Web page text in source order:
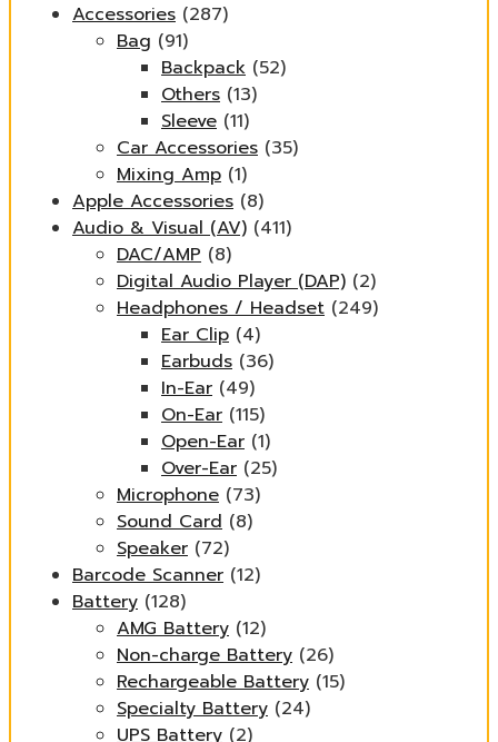
Accessories (287)
Bag (91)
Backpack (52)
Others (13)
Sleeve (11)
Car Accessories (35)
Mixing Amp (1)
Apple Accessories (8)
Audio & Visual (AV) (411)
DAC/AMP (8)
Digital Audio Player (DAP) (2)
Headphones / Headset (249)
Ear Clip (4)
Earbuds (36)
In-Ear (49)
On-Ear (115)
Open-Ear (1)
Over-Ear (25)
Microphone (73)
Sound Card (8)
Speaker (72)
Barcode Scanner (12)
Battery (128)
AMG Battery (12)
Non-charge Battery (26)
Rechargeable Battery (15)
Specialty Battery (24)
UPS Battery (2)